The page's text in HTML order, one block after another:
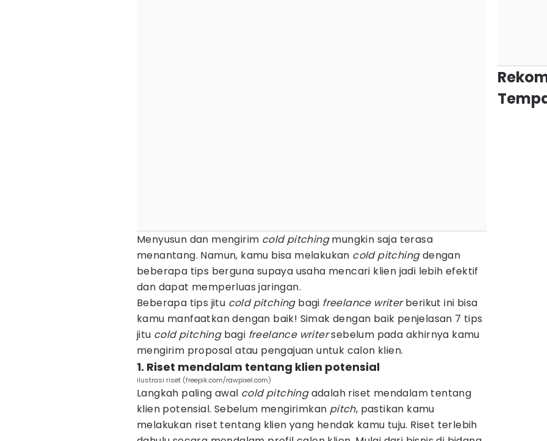
Menyusun dan mengirim cold pitchingmungkin saja terasa
menantang. Namun, kamu bisa melakukan cold pitchingdengan
beberapa tips berguna supaya usaha mencari klien jadi lebih efektif
dan dapat memperluas jaringan.
Beberapa tips jitu cold pitchingbagi freelance writerberikut ini bisa
kamu manfaatkan dengan baik! Simak dengan baik penjelasan 7 tips
jitu cold pitchingbagi freelance writersebelum pada akhirnya kamu
mengirim proposal atau pengajuan untuk calon klien.
1. Riset mendalam tentang klien potensial
ilustrasi riset (freepik.com/rawpixel.com)
Langkah paling awal cold pitchingadalah riset mendalam tentang
klien potensial. Sebelum mengirimkan pitch, pastikan kamu
melakukan riset tentang klien yang hendak kamu tuju. Riset terlebih